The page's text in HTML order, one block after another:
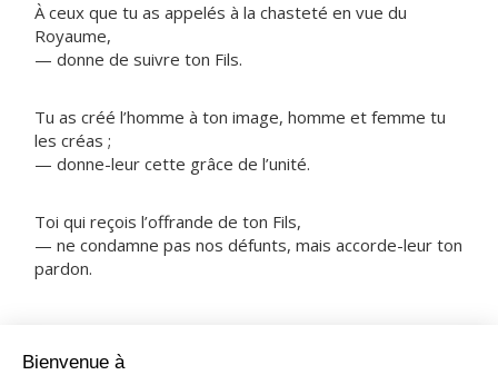
À ceux que tu as appelés à la chasteté en vue du
Royaume,
— donne de suivre ton Fils.
Tu as créé l’homme à ton image, homme et femme tu
les créas ;
— donne-leur cette grâce de l’unité.
Toi qui reçois l’offrande de ton Fils,
— ne condamne pas nos défunts, mais accorde-leur ton
pardon.